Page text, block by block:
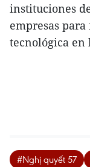
instituciones
empresas
tecnológica en
#Nghị quyết 57